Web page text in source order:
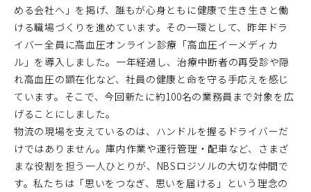
める会社へ」を掲げ、誰もが心身ともに健康で生き生きと働
ける職場づくりを進めています。その一環として、昨年ドラ
イバー全員に高血圧オンライン診療「高血圧イーメディカ
ル」を導入しました。一年経過し、治療中断者の再受診や隠
れ高血圧の顕在化など、社員の健康と命を守る手応えを感じ
ています。そこで、今回新たに約100名の業務員まで対象を広
げることにしました。
物流の現場を支えているのは、ハンドルを握るドライバーだ
けではありません。庫内作業や運行管理・配車など、さまざ
まな役割を担う一人ひとりが、NBSロジソルの大切な仲間で
す。私たちは「思いをつなぎ、思いを届ける」という理念の